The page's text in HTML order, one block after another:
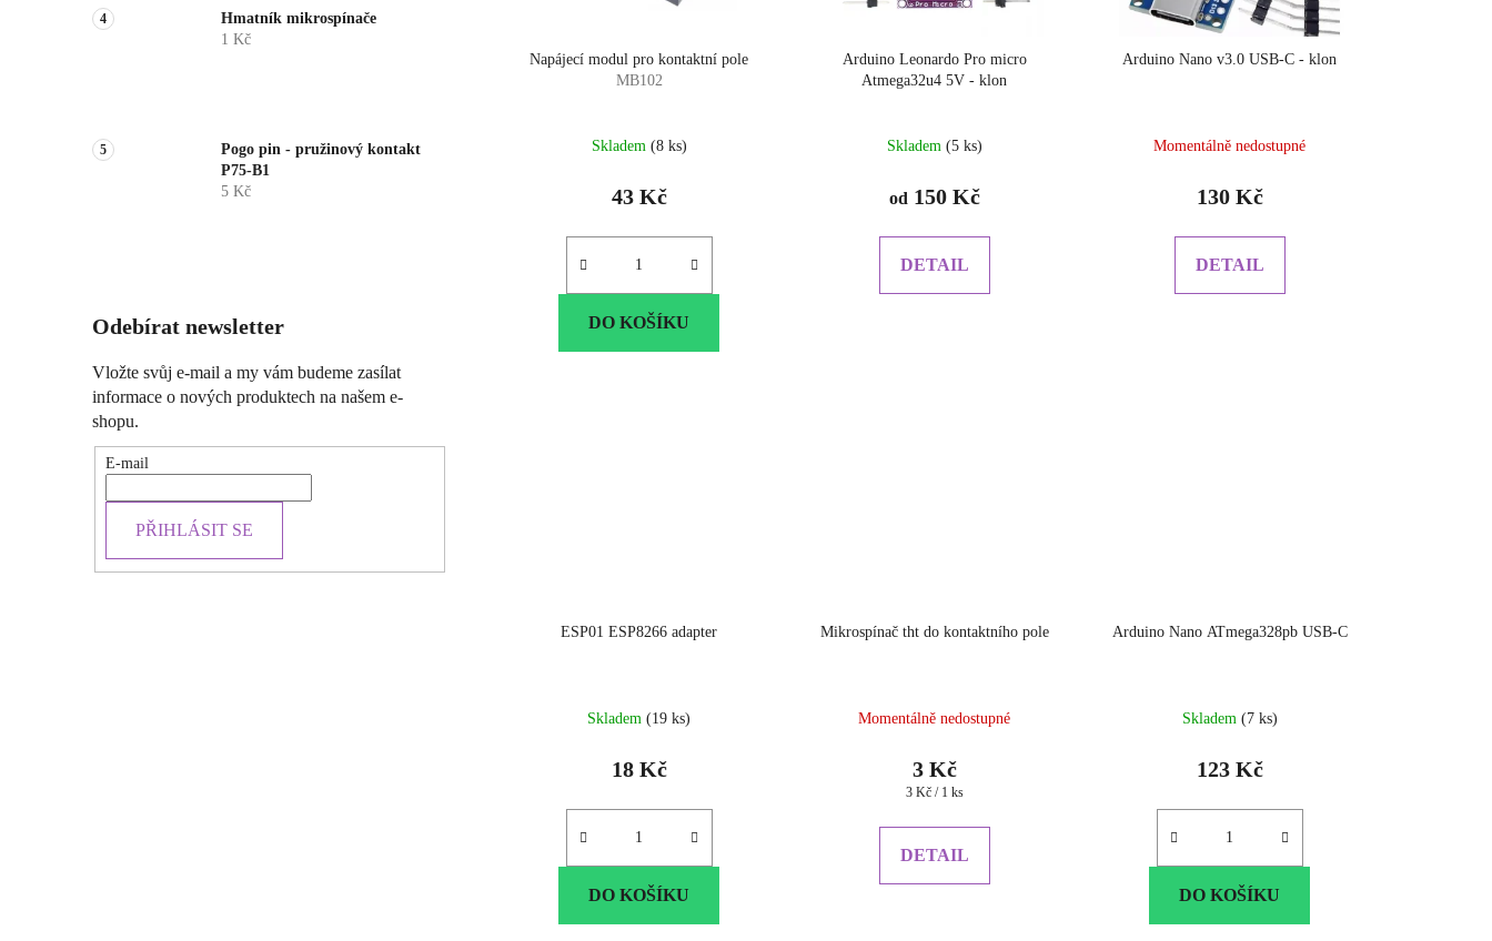
Hmatník mikrospínače
1 Kč
Pogo pin - pružinový kontakt
P75-B1
5 Kč
Odebírat newsletter
Vložte svůj e-mail a my vám budeme zasílat
informace o nových produktech na našem e-
shopu.
E-mail
PŘIHLÁSIT SE
Napájecí modul pro kontaktní pole
MB102
Skladem (8 ks)
43 Kč
DO KOŠÍKU
Arduino Leonardo Pro micro
Atmega32u4 5V - klon
hodnocení
je
Skladem (5 ks)
od 150 Kč
DETAIL
Arduino Nano v3.0 USB-C - klon
Momentálně nedostupné
130 Kč
DETAIL
ESP01 ESP8266 adapter
Skladem(19 ks)
18 Kč
DO KOŠÍKU
Mikrospínač tht do kontaktního pole
hodnocení
je
5.0
z
5
Momentálně nedostupné
3 Kč
Měrná
3 Kč / 1 ks
DETAIL
Arduino Nano ATmega328pb USB-C
Skladem (7 ks)
123 Kč
DO KOŠÍKU